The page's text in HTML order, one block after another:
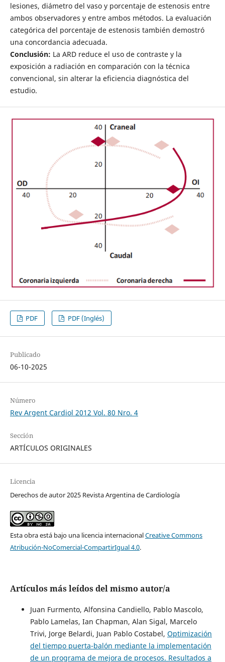
lesiones, diámetro del vaso y porcentaje de estenosis entre
ambos observadores y entre ambos métodos. La evaluación
categórica del porcentaje de estenosis también demostró
una concordancia adecuada.
Conclusión: La ARD reduce el uso de contraste y la
exposición a radiación en comparación con la técnica
convencional, sin alterar la eficiencia diagnóstica del
estudio.
PDF PDF (Inglés)
Publicado
06-10-2025
Número
Rev Argent Cardiol 2012 Vol. 80 Nro. 4
Sección
ARTÍCULOS ORIGINALES
Licencia
Derechos de autor 2025 Revista Argentina de Cardiología
Esta obra está bajo una licencia internacionalCreative Commons
Atribución-NoComercial-CompartirIgual 4.0.
Artículos más leídos del mismo autor/a
Juan Furmento, Alfonsina Candiello, Pablo Mascolo,
Pablo Lamelas, Ian Chapman, Alan Sigal, Marcelo
Trivi, Jorge Belardi, Juan Pablo Costabel, Optimización
del tiempo puerta-balón mediante la implementación
de un programa de mejora de procesos. Resultados a